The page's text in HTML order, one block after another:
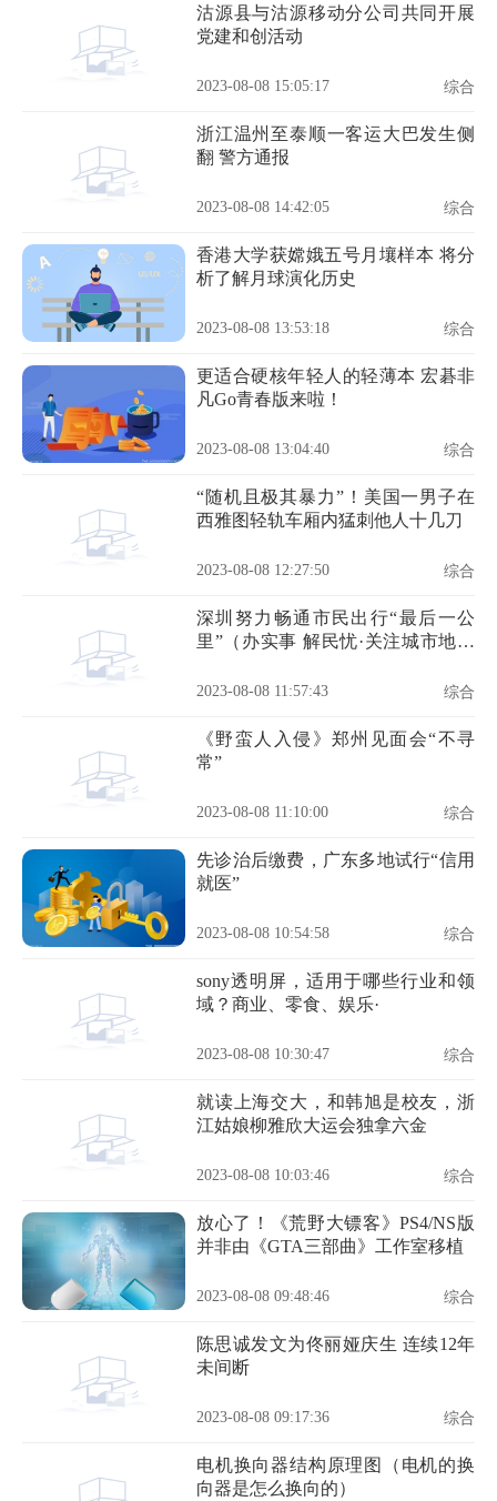
沽源县与沽源移动分公司共同开展
党建和创活动
2023-08-08 15:05:17 综合
浙江温州至泰顺一客运大巴发生侧
翻 警方通报
2023-08-08 14:42:05 综合
香港大学获嫦娥五号月壤样本 将分
析了解月球演化历史
2023-08-08 13:53:18 综合
更适合硬核年轻人的轻薄本 宏碁非
凡Go青春版来啦！
2023-08-08 13:04:40 综合
“随机且极其暴力”！美国一男子在
西雅图轻轨车厢内猛刺他人十几刀
2023-08-08 12:27:50 综合
深圳努力畅通市民出行“最后一公
里”（办实事 解民忧·关注城市地面
2023-08-08 11:57:43 综合
《野蛮人入侵》郑州见面会“不寻
常”
2023-08-08 11:10:00 综合
先诊治后缴费，广东多地试行“信用
就医”
2023-08-08 10:54:58 综合
sony透明屏，适用于哪些行业和领
域？商业、零食、娱乐·
2023-08-08 10:30:47 综合
就读上海交大，和韩旭是校友，浙
江姑娘柳雅欣大运会独拿六金
2023-08-08 10:03:46 综合
放心了！《荒野大镖客》PS4/NS版
并非由《GTA三部曲》工作室移植
2023-08-08 09:48:46 综合
陈思诚发文为佟丽娅庆生 连续12年
未间断
2023-08-08 09:17:36 综合
电机换向器结构原理图（电机的换
向器是怎么换向的）